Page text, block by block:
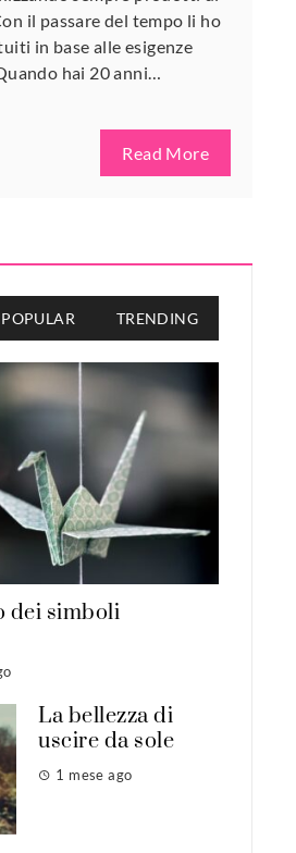
il passare del tempo li ho
in base alle esigenze
hai 20 anni…
Read More
POPULAR TRENDING
dei simboli
La bellezza di
uscire da sole
1 mese ago